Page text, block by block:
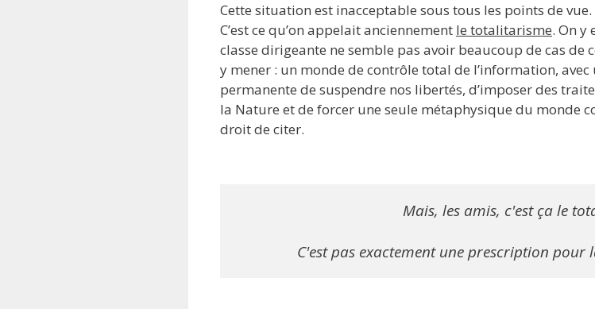
Cette situation est inacceptable sous tous les points de
C’est ce qu’on appelait anciennement le totalitarisme. On y
classe dirigeante ne semble pas avoir beaucoup de cas de
y mener : un monde de contrôle total de l’information,
permanente de suspendre nos libertés, d’imposer des
la Nature et de forcer une seule métaphysique du monde
droit de citer.
Mais, les amis, c'est ça le
C'est pas exactement une prescription pour